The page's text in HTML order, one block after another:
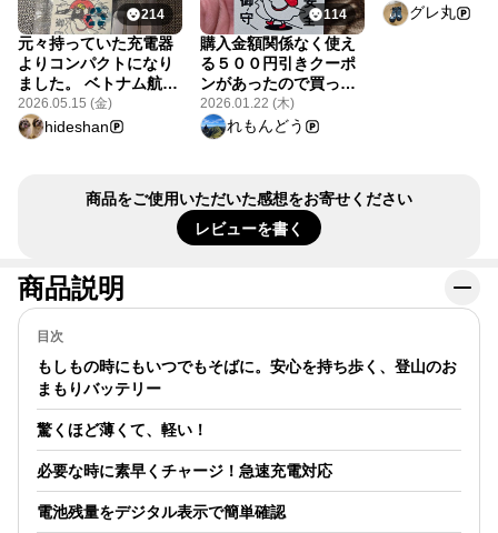
214
元々持っていた充電器
よりコンパクトになり
ました。 ベトナム航空
🇻🇳の手荷物検査で入
手した機内持ち込みの
ビニール袋にコンセン
ちゃんにサイン✍️して
https://store.yamap.com/products/yamap-
battery-5000-mah?
#アイテムレビュー
#YAMAPSTORE
2026.05.15 (金)
hideshan
114
購入金額関係なく使え
る５００円引きクーポ
ンがあったので買って
みました😊 まだ使用し
ておりませんが、小さ
くて軽いので山登りの
です🎶 ライすけ おまも
りモバイルバッテリー
5000mAh
2026.01.22 (木)
れもんどう
https://
raisuke-
グレ丸
商品をご使用いただいた感想をお寄せください
レビューを書く
商品説明
目次
もしもの時にもいつでもそばに。安心を持ち歩く、登山のお
まもりバッテリー
驚くほど薄くて、軽い！
必要な時に素早くチャージ！急速充電対応
電池残量をデジタル表示で簡単確認